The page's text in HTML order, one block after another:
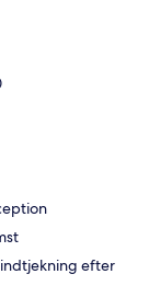
efter